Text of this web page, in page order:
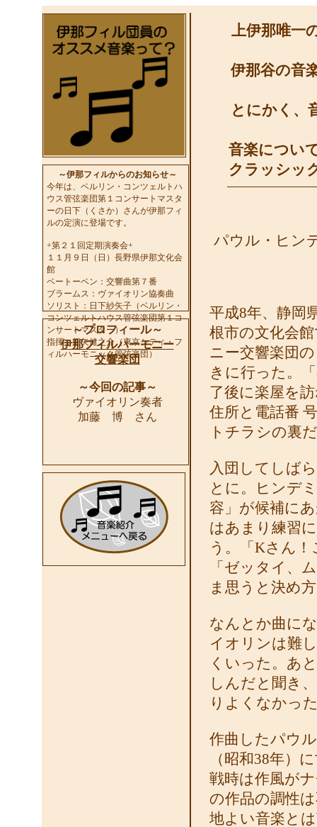
～伊那フィルからのお知らせ～
今年は、ベルリン・コンツェルトハ
ウス管弦楽団第１コンサートマスタ
ーの日下（くさか）さんが伊那フィ
ルの定演に登場です。
+第２１回定期演奏会+
１１月９日（日）長野県伊那文化会
館
ベートーベン：交響曲第７番
ブラームス：ヴァイオリン協奏曲
ソリスト：日下紗矢子（ベルリン・
コンツェルトハウス管弦楽団第１コ
ンサートマスター）
指揮：征矢健之介（東京シティ・フ
ィルハーモニック管弦楽団）
～プロフィール～
伊那フィルハーモニー
交響楽団
～今回の記事～
ヴァイオリン奏者
加藤 博 さん
上伊那唯一
伊那谷の音
とにかく、
音楽につい
クラッシッ
パウル・ヒン
平成8年、静岡
根市の文化会
ニー交響楽団
きに行った。
了後に楽屋を
住所と電話番
トチラシの裏
入団してしば
とに。ヒンデ
容」が候補に
はあまり練習
う。「Kさん
「ゼッタイ、
ま思うと決め
なんとか曲に
イオリンは難
くいった。あ
しんだと聞き
りよくなかっ
作曲したパウ
（昭和38年）
戦時は作風が
の作品の調性
地よい音楽と